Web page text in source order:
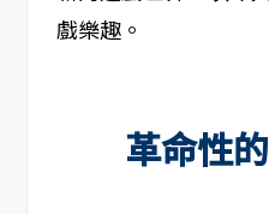
戲樂趣。
革命性